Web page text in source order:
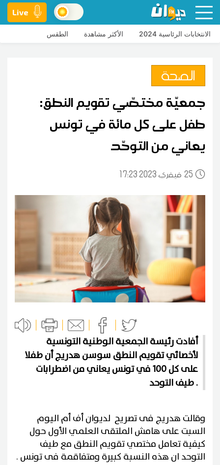
Live
الانتخابات الرئاسية 2024 الأكثر مشاهدة الطقس
الصحة
جمعيّة مختصّي تقويم النطق:
طفل على كل مائة في تونس
يعاني من التوحّد
25 17:23 2023 فيفري
أفادت رئيسة الجمعية الوطنية التونسية
لأخصائي تقويم النطق سوسن هدريج أن طفلا
على كل 100 في تونس يعاني من اضطرابات
طيف التوحد .
وقالت هدريج فى تصريح لديوان أف أم اليوم
السبت على هامش الملتقى العلمي الأول حول
كيفية تعامل مختصي تقويم النطق مع طيف
التوحد ان هذه النسبة كبيرة ومتفاقمة فى تونس .